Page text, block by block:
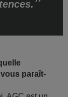
paraît-